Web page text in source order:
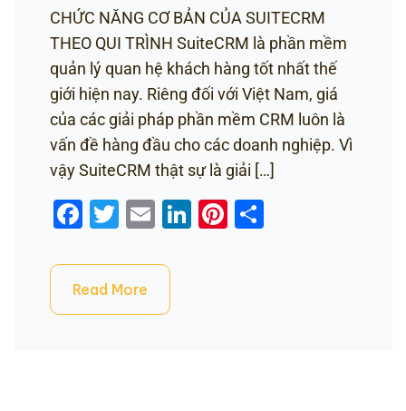
CHỨC NĂNG CƠ BẢN CỦA SUITECRM
THEO QUI TRÌNH SuiteCRM là phần mềm
quản lý quan hệ khách hàng tốt nhất thế
giới hiện nay. Riêng đối với Việt Nam, giá
của các giải pháp phần mềm CRM luôn là
vấn đề hàng đầu cho các doanh nghiệp. Vì
vậy SuiteCRM thật sự là giải […]
Facebook
Twitter
EmailLinkedIn
Pinterest
Read More